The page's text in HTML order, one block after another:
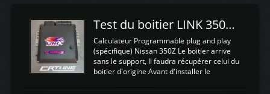
Test du boitier LINK 350Z Plugin ECU
Calculateur Programmable plug and play
(spécifique) Nissan 350Z Le boitier arrive
sans le support, Il faudra récupérer celui du
boitier d'origine Avant d'installer le